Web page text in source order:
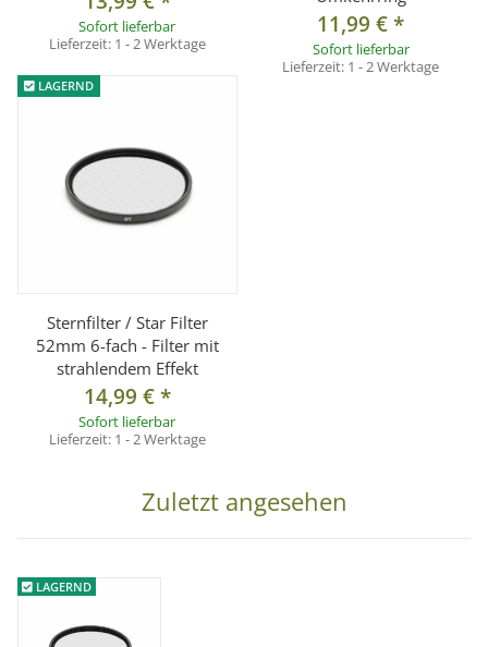
Sofort lieferbar
Lieferzeit: 1 - 2 Werktage
11,99 €*
Sofort lieferbar
Lieferzeit: 1 - 2 Werktage
LAGERND
Sternfilter / Star Filter
52mm 6-fach - Filter mit
strahlendem Effekt
14,99 €*
Sofort lieferbar
Lieferzeit: 1 - 2 Werktage
Zuletzt angesehen
LAGERND